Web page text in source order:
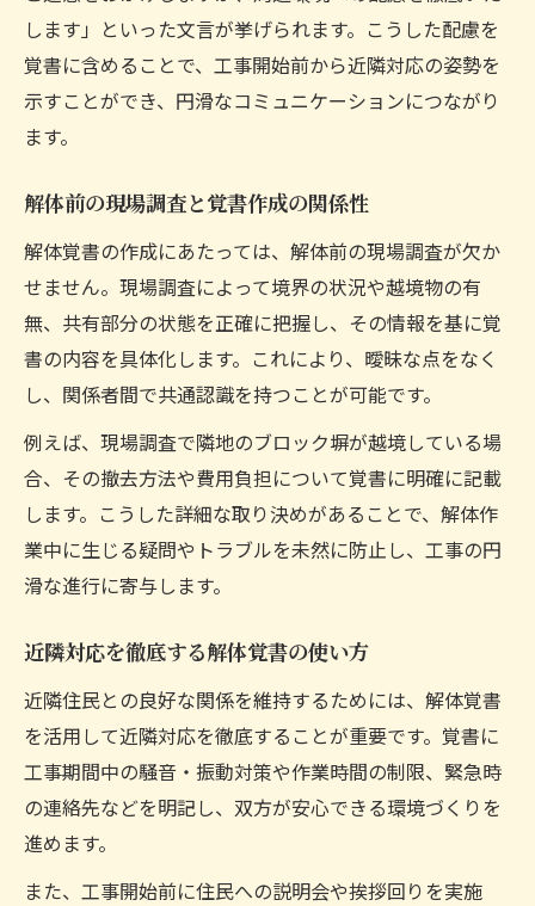
します」といった文言が挙げられます。こうした配慮を
覚書に含めることで、工事開始前から近隣対応の姿勢を
示すことができ、円滑なコミュニケーションにつながり
ます。
解体前の現場調査と覚書作成の関係性
解体覚書の作成にあたっては、解体前の現場調査が欠か
せません。現場調査によって境界の状況や越境物の有
無、共有部分の状態を正確に把握し、その情報を基に覚
書の内容を具体化します。これにより、曖昧な点をなく
し、関係者間で共通認識を持つことが可能です。
例えば、現場調査で隣地のブロック塀が越境している場
合、その撤去方法や費用負担について覚書に明確に記載
します。こうした詳細な取り決めがあることで、解体作
業中に生じる疑問やトラブルを未然に防止し、工事の円
滑な進行に寄与します。
近隣対応を徹底する解体覚書の使い方
近隣住民との良好な関係を維持するためには、解体覚書
を活用して近隣対応を徹底することが重要です。覚書に
工事期間中の騒音・振動対策や作業時間の制限、緊急時
の連絡先などを明記し、双方が安心できる環境づくりを
進めます。
また、工事開始前に住民への説明会や挨拶回りを実施